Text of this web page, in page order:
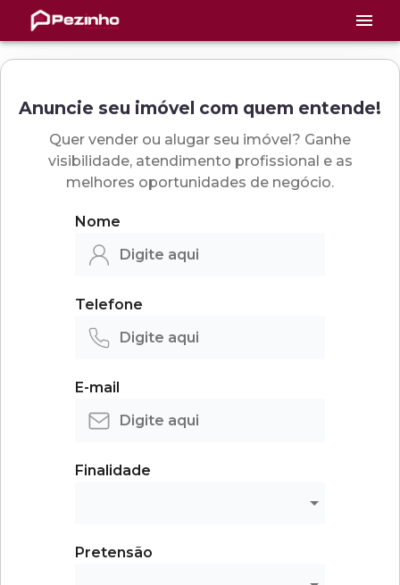
Anuncie seu imóvel com quem entende!
Quer vender ou alugar seu imóvel? Ganhe
visibilidade, atendimento profissional e as
melhores oportunidades de negócio.
Nome
Telefone
E-mail
Finalidade
Pretensão